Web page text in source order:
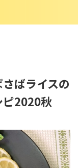
ばライスの
2020秋